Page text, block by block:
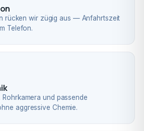
rücken wir zügig aus — Anfahrtszeit
Telefon.
und passende
aggressive Chemie.